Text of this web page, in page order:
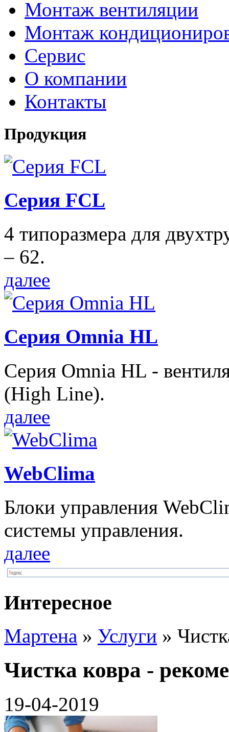
Монтаж вентиляции
Монтаж
Сервис
О компании
Контакты
Продукция
Серия FCL
4 типоразмера для
– 62.
далее
Серия Omnia HL
Серия Omnia HL -
(High Line).
далее
WebClima
Блоки упрaвлeния
системы управления.
далее
Интересное
Мартена » Услуги »
Чистка ковра -
19-04-2019